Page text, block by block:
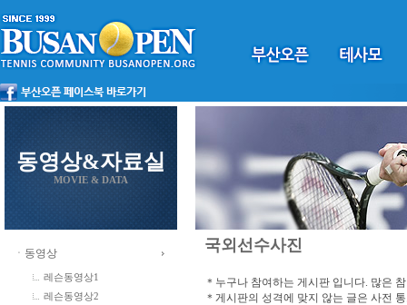
동영상&자료실
MOVIE & DATA
ㆍ동영상
레슨동영상1
레슨동영상2
국외선수사진
＊누구나 참여하는 게시판 입니다. 많은
＊게시판의 성격에 맞지 않는 글은 사전